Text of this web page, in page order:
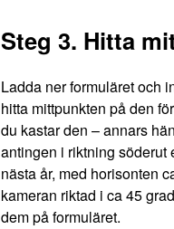
Steg 3. Hitta
Ladda nerformuläretoch
hitta mittpunkten på den
du kastar den – annars
antingen i riktning söderut
nästa år, med horisonten
kameran riktad i ca 45
dem på formuläret.